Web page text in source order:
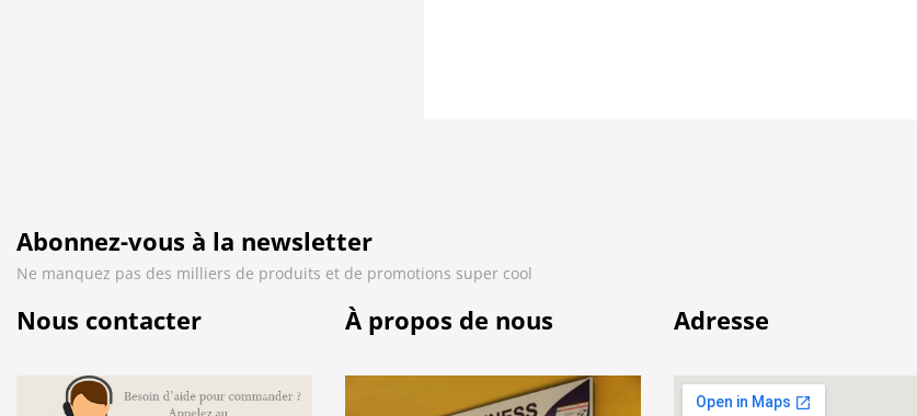
Abonnez-vous à la newsletter
Ne manquez pas des milliers de produits et de promotions super cool
Nous contacter À propos de nous Adresse